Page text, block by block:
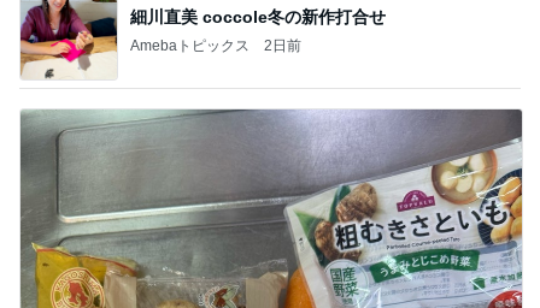
細川直美 coccole冬の新作打合せ
Amebaトピックス 2日前